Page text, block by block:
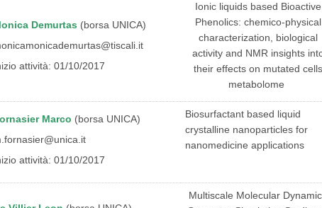
Demurtas (borsa UNICA)
attività: 01/10/2017
Ionic liquids based Bioactive
Phenolics: chemico-physical
characterization, biological
activity and NMR insights
their effects on mutated cells
metabolome
Marco (borsa UNICA)
attività: 01/10/2017
Biosurfactant based liquid
crystalline nanoparticles for
nanomedicine applications
Multiscale Molecular